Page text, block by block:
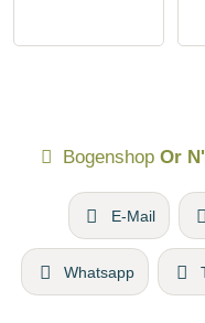
Bogenshop Or
E-Mail
Whatsapp